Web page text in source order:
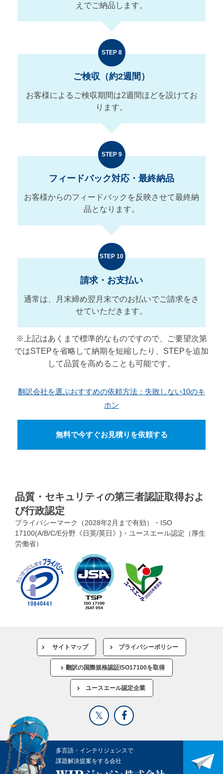
えでご納品します。
STEP 8
ご検収（約2週間）
お客様によるご検収期間は2週間ほどを設けてお
ります。
STEP 9
フィードバック対応・最終納品
お客様からのフィードバックを反映させて最終納
品となります。
STEP 10
請求・お支払い
通常は、月末締め翌月末でのお払いでご請求をさ
せていただきます。
※上記はあくまで標準的なものですので、ご要望次第
ではSTEPを省略して納期を短縮したり、STEPを追加
して品質を高めることも可能です。
翻訳会社を選ぶおすすめの依頼方法：失敗しない10のキ
ホン
無料で今すぐお見積りを依頼する
品質・セキュリティの第三者認証取得およ
び行政認定
プライバシーマーク（2028年2月まで有効）・ISO
17100(A/B/C/E分野《日英/英日》)・ユースエール認定（厚生
労働省）
サイトマップ プライバシーポリシー
翻訳の国際規格認証ISO17100を取得
ユースエール認定企業
多言語・インテリジェンスで
課題解決提案をする会社